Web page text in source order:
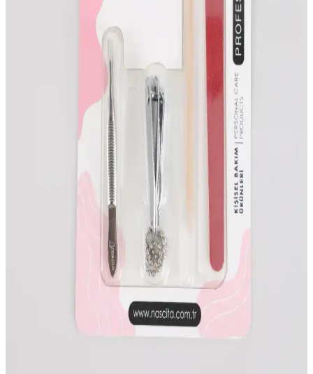
Oje bazını doğru uygulama yöntemleriyle tırnaklarınızda uzun
ömürlü ve estetik sonuçlar elde edin. Temizlik, ince uygulama ve
uygun kuruma sürelerine dikkat edin.
Enjeksiyon Jel Tırnak Seçimi ve Bakımı İçin Uzman
Enjeksiyon jel tırnaklar, dayanıklılık ve estetik avantajlarıyla öne
çıkar. Kalite, fiyat ve bakım kriterlerini göz önünde bulundurarak
doğru ürün seçimi ve uzman desteğiyle sağlıklı, güzel tırnaklara
Oje Seçiminde Bilmeniz Gerekenler: Marka, Tür ve
Doğru oje seçimi için markalar, türler ve kaliteyi detaylı inceleyin.
Uzun ömürlü ve estetik sonuçlar için ipuçları burada.
Gummy Vitaminlerin Cilt, Saç ve Tırnak Sağlığına
Katkıları ve Kullanım İpuçları
Gummy vitaminler, cilt elastikiyetini artırıp saç ve tırnak sağlığını
destekleyen pratik ve lezzetli takviyelerdir. Düzenli kullanım ve
doğru dozajla güzellikte fark yaratabilir.